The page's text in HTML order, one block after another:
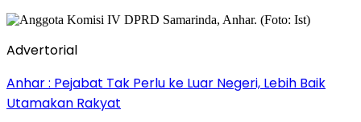
Advertorial
Anhar : Pejabat Tak Perlu ke Luar Negeri, Lebih Baik
Utamakan Rakyat